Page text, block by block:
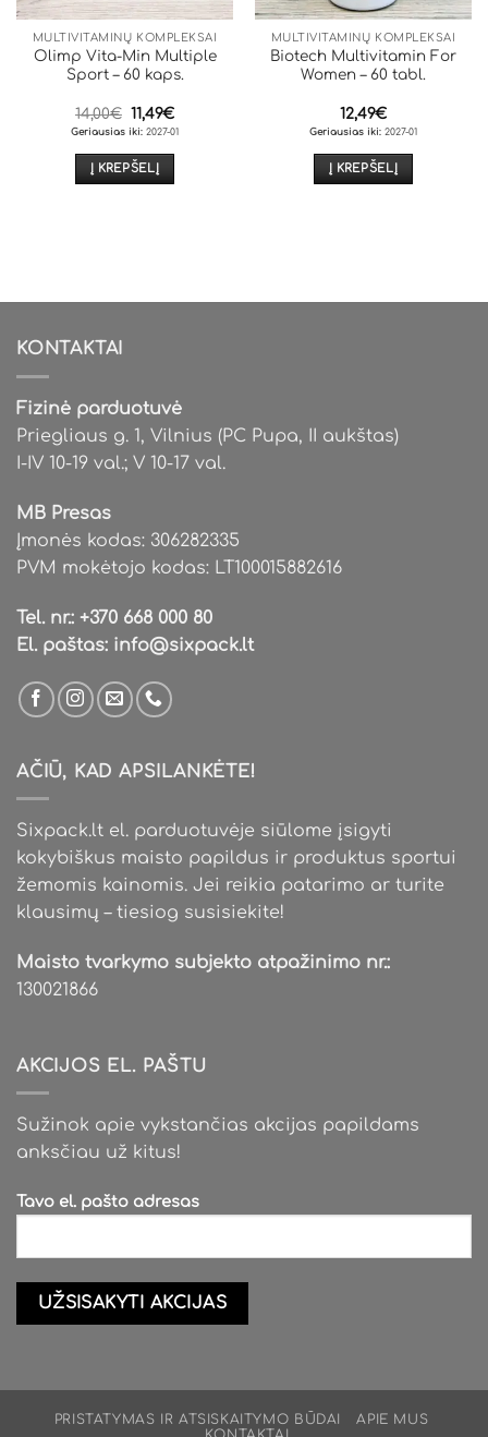
MULTIVITAMINŲ KOMPLEKSAI
Olimp Vita-Min Multiple
Sport – 60 kaps.
14,00€ Original
price
14,00€.
11,49€Current
price
11,49€.
Geriausias iki: 2027-01
Į KREPŠELĮ
MULTIVITAMINŲ KOMPLEKSAI
Biotech Multivitamin For
Women – 60 tabl.
12,49€
Geriausias iki: 2027-01
Į KREPŠELĮ
KONTAKTAI
Fizinė parduotuvė
Priegliaus g. 1, Vilnius (PC Pupa, II aukštas)
I-IV 10-19 val.; V 10-17 val.
MB Presas
Įmonės kodas: 306282335
PVM mokėtojo kodas: LT100015882616
Tel. nr.: +370 668 000 80
El. paštas: info@sixpack.lt
AČIŪ, KAD APSILANKĖTE!
Sixpack.lt el. parduotuvėje siūlome įsigyti
kokybiškus maisto papildus ir produktus sportui
žemomis kainomis. Jei reikia patarimo ar turite
klausimų – tiesiog susisiekite!
Maisto tvarkymo subjekto atpažinimo nr.:
130021866
AKCIJOS EL. PAŠTU
Sužinok apie vykstančias akcijas papildams
anksčiau už kitus!
Tavo el. pašto adresas
PRISTATYMAS IR ATSISKAITYMO BŪDAI
APIE MUS